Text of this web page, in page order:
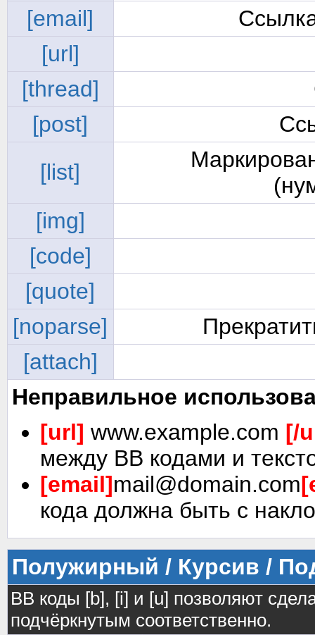
[email]
[url]
[thread]
[post]
[list]
[img]
[code]
[quote]
[noparse]
[attach]
Неправильное
[url] www.example.com [/
между BB кодами и
[email]mail@domain.com
кода должна быть с
Полужирный / Курсив /
BB коды [b], [i] и [u] позволяют
подчёркнутым соответственно.